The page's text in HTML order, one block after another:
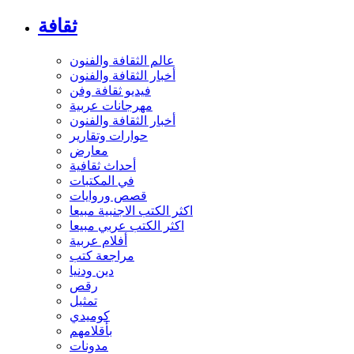
ثقافة
عالم الثقافة والفنون
أخبار الثقافة والفنون
فيديو ثقافة وفن
مهرجانات عربية
أخبار الثقافة والفنون
حوارات وتقارير
معارض
أحداث ثقافية
في المكتبات
قصص وروايات
اكثر الكتب الاجنبية مبيعا
اكثر الكتب عربي مبيعا
أفلام عربية
مراجعة كتب
دين ودنيا
رقص
تمثيل
كوميدي
بأقلامهم
مدونات